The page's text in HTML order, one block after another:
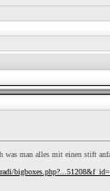
was man alles mit einen stift